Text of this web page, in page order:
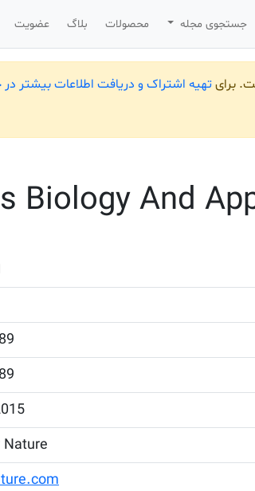
جستجوی مجله محصولات بلاگ عضویت
برایتهیه اشتراک و دریافت اطلاعات بیشتر
Biology And
2015 تا
Nature